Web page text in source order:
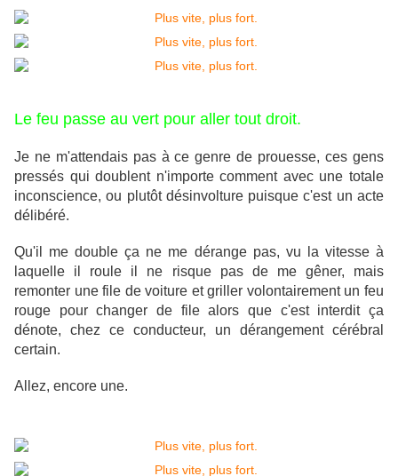
Le feu passe au vert pour aller tout droit.
Je ne m'attendais pas à ce genre de prouesse, ces gens
pressés qui doublent n'importe comment avec une totale
inconscience, ou plutôt désinvolture puisque c'est un acte
délibéré.
Qu'il me double ça ne me dérange pas, vu la vitesse à
laquelle il roule il ne risque pas de me gêner, mais
remonter une file de voiture et griller volontairement un feu
rouge pour changer de file alors que c'est interdit ça
dénote, chez ce conducteur, un dérangement cérébral
certain.
Allez, encore une.